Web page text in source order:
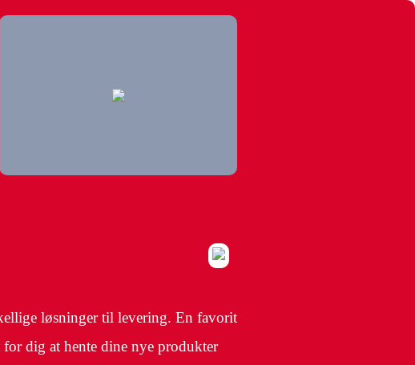
løsninger til levering. En favorit
dig at hente dine nye produkter